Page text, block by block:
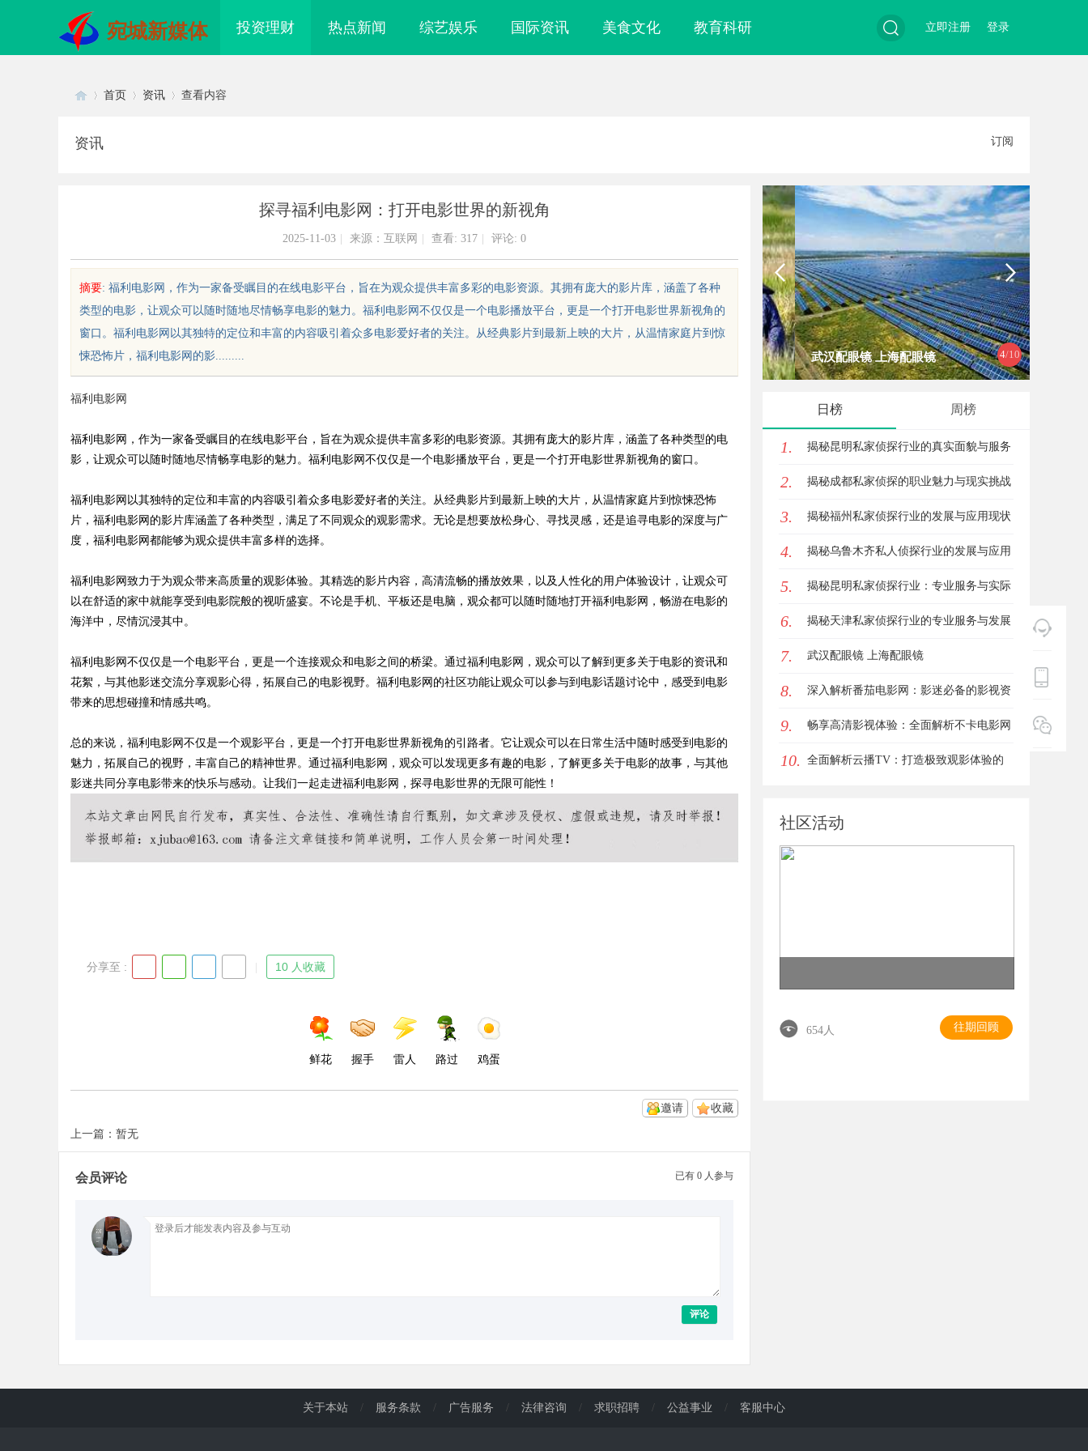
宛城新媒体 投资理财 热点新闻 综艺娱乐 国际资讯 美食文化 教育科研
索
登录
立即注册
sc
Bo
d
首页 资讯 查看内容
资讯 订阅
探寻福利电影网：打开电影世界的新视角
2025-11-03 来源：互联网 查看: 317 评论: 0
摘要: 福利电影网，作为一家备受瞩目的在线电影平台，旨在为观众提供丰富多彩的电影资源。其拥有庞大的影片库，涵盖了各种
类型的电影，让观众可以随时随地尽情畅享电影的魅力。福利电影网不仅仅是一个电影播放平台，更是一个打开电影世界新视角的
窗口。福利电影网以其独特的定位和丰富的内容吸引着众多电影爱好者的关注。从经典影片到最新上映的大片，从温情家庭片到惊
悚恐怖片，福利电影网的影.........
福利电影网
福利电影网，作为一家备受瞩目的在线电影平台，旨在为观众提供丰富多彩的电影资源。其拥有庞大的影片库，涵盖了各种类型的电
影，让观众可以随时随地尽情畅享电影的魅力。福利电影网不仅仅是一个电影播放平台，更是一个打开电影世界新视角的窗口。
福利电影网以其独特的定位和丰富的内容吸引着众多电影爱好者的关注。从经典影片到最新上映的大片，从温情家庭片到惊悚恐怖
片，福利电影网的影片库涵盖了各种类型，满足了不同观众的观影需求。无论是想要放松身心、寻找灵感，还是追寻电影的深度与广
度，福利电影网都能够为观众提供丰富多样的选择。
福利电影网致力于为观众带来高质量的观影体验。其精选的影片内容，高清流畅的播放效果，以及人性化的用户体验设计，让观众可
以在舒适的家中就能享受到电影院般的视听盛宴。不论是手机、平板还是电脑，观众都可以随时随地打开福利电影网，畅游在电影的
海洋中，尽情沉浸其中。
福利电影网不仅仅是一个电影平台，更是一个连接观众和电影之间的桥梁。通过福利电影网，观众可以了解到更多关于电影的资讯和
花絮，与其他影迷交流分享观影心得，拓展自己的电影视野。福利电影网的社区功能让观众可以参与到电影话题讨论中，感受到电影
带来的思想碰撞和情感共鸣。
总的来说，福利电影网不仅是一个观影平台，更是一个打开电影世界新视角的引路者。它让观众可以在日常生活中随时感受到电影的
魅力，拓展自己的视野，丰富自己的精神世界。通过福利电影网，观众可以发现更多有趣的电影，了解更多关于电影的故事，与其他
影迷共同分享电影带来的快乐与感动。让我们一起走进福利电影网，探寻电影世界的无限可能性！
分享至 : 10 人收藏
鲜花 握手 雷人 路过 鸡蛋
收藏
邀请
上一篇：暂无
已有 0 人参与
会员评论
评论
4/10
眼镜 上海配眼镜 武汉配眼镜 上海配眼镜
日榜 周榜
1. 揭秘昆明私家侦探行业的真实面貌与服务
价值
2. 揭秘成都私家侦探的职业魅力与现实挑战
3. 揭秘福州私家侦探行业的发展与应用现状
4. 揭秘乌鲁木齐私人侦探行业的发展与应用
前景
5. 揭秘昆明私家侦探行业：专业服务与实际
案例分析
6. 揭秘天津私家侦探行业的专业服务与发展
趋势
7. 武汉配眼镜 上海配眼镜
8. 深入解析番茄电影网：影迷必备的影视资
源平台详解与使用指南
9. 畅享高清影视体验：全面解析不卡电影网
的优质服务与独特魅力
10. 全面解析云播TV：打造极致观影体验的
社区活动
654人 往期回顾
关于本站 / 服务条款 / 广告服务 / 法律咨询 / 求职招聘 / 公益事业 / 客服中心